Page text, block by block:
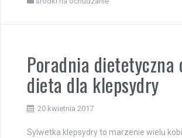
Poradnia dietetyczna
dieta dla klepsydry
20 kwietnia 2017
Sylwetka klepsydry to marzenie wielu